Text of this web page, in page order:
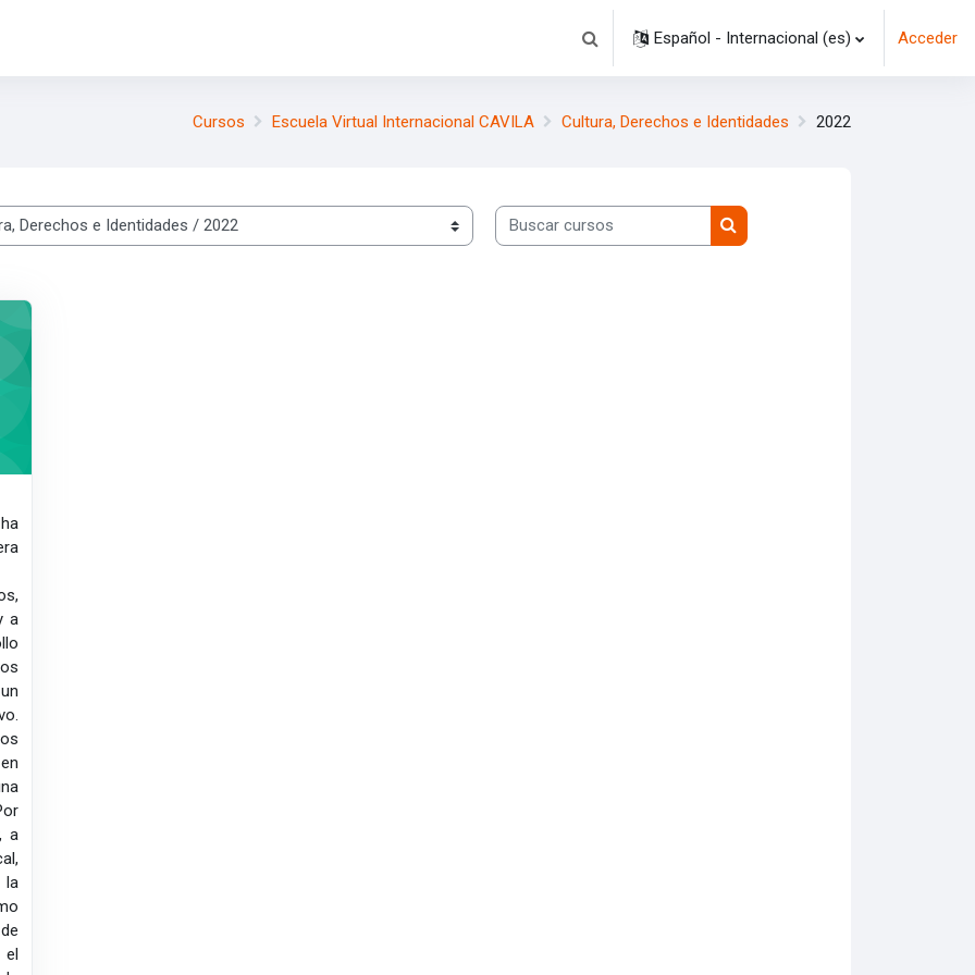
Selector de búsqueda de entrada
Español - Internacional ‎(es)‎ Acceder
Cursos Escuela Virtual Internacional CAVILA Cultura, Derechos e Identidades 2022
Buscar cursos
Buscar cursos
a
a
la